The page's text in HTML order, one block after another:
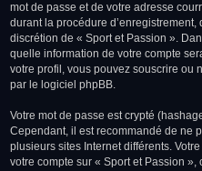
mot de passe et de votre adresse
durant la procédure
discrétion de « Sport et Passion ».
quelle information de votre compte
votre profil, vous pouvez souscrire ou
par le logiciel phpBB.
Votre mot de passe est crypté
Cependant, il est recommandé de ne
plusieurs sites Internet différents.
votre compte sur « Sport et Passion